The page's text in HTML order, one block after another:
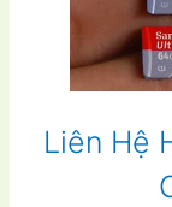
Liên Hệ